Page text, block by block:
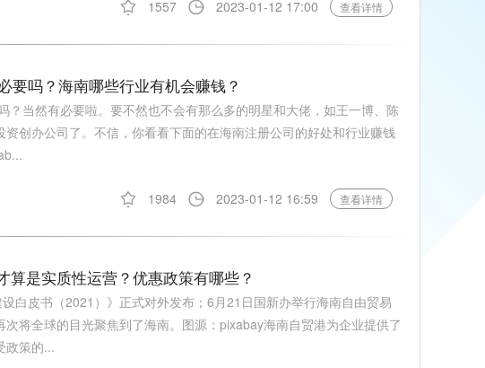
1557 2023-01-12 17:00 查看详情
要吗？海南哪些行业有机会赚钱？
？当然有必要啦。要不然也不会有那么多的明星和大佬，如王一博、陈
创办公司了。不信，你看看下面的在海南注册公司的好处和行业赚钱
1984 2023-01-12 16:59 查看详情
算是实质性运营？优惠政策有哪些？
白皮书（2021）》正式对外发布；6月21日国新办举行海南自由贸易
将全球的目光聚焦到了海南。图源：pixabay海南自贸港为企业提供了
政策的...